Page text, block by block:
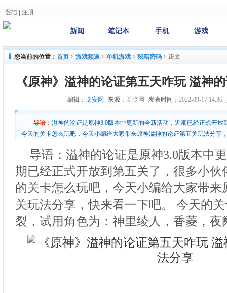
登陆 注册
新闻 笔记本 手机 游戏
您当前的位置： 首页 > 游戏频道 > 单机游戏 > 秘籍密码 > 正文
《原神》溢神的论证第五天咋玩 溢神
编辑： 瑞安网 来源： 互联网 发表时间： 2022-09-17 14:36
导语： 溢神的论证是原神3.0版本中更新的全新活动，近期已经正式开
今天的关卡怎么玩吧，今天小编给大家带来原神溢神的论证第五关玩法分享
导语：溢神的论证是原神3.0版本中
期已经正式开放到第五关了，很多小伙
的关卡怎么玩吧，今天小编给大家带来
关玩法分享，快来看一下吧。 今天的
裂，试用角色为：神里绫人，香菱，夜